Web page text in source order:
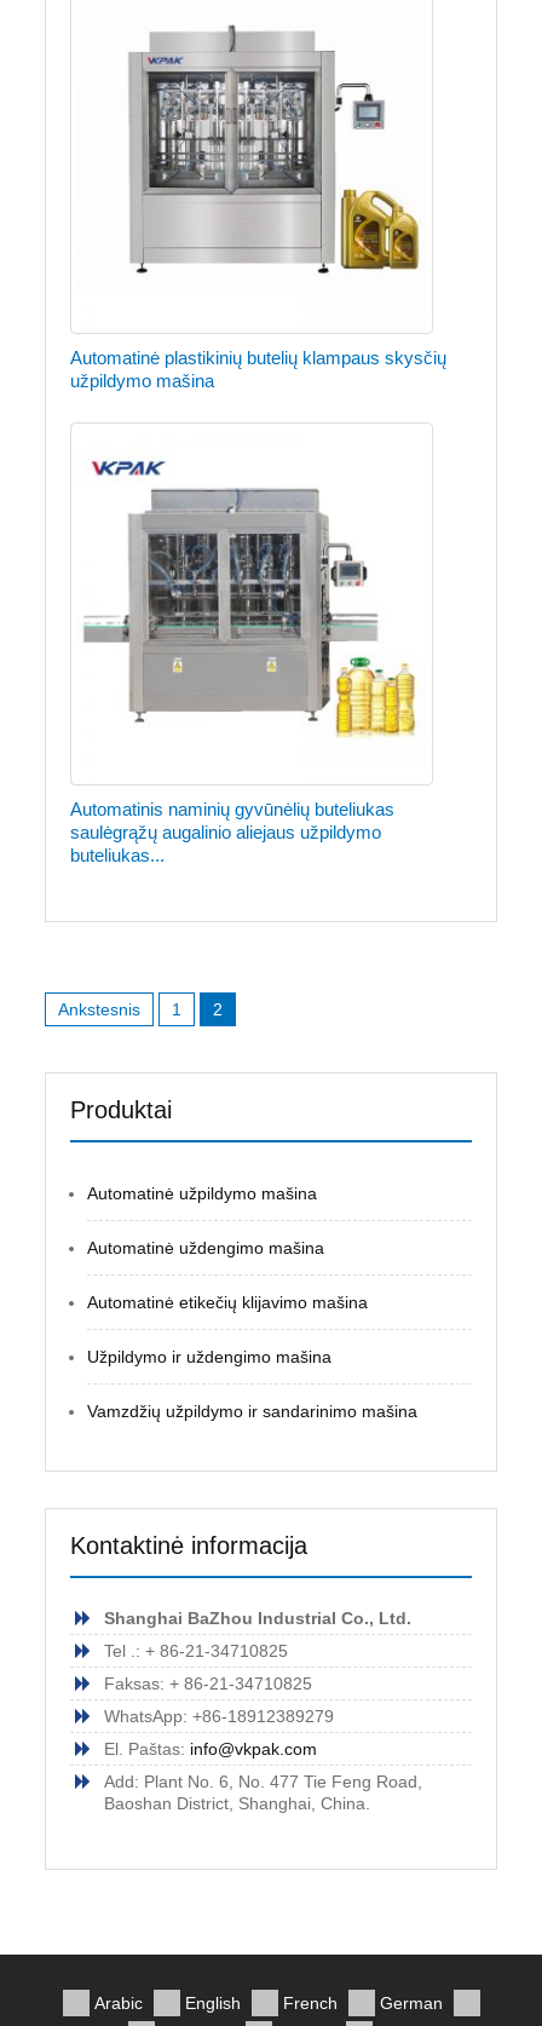
Automatinė plastikinių butelių klampaus skysčių
užpildymo mašina
Automatinis naminių gyvūnėlių buteliukas
saulėgrąžų augalinio aliejaus užpildymo
buteliukas...
tarp
Ankstesnis 1 2
Produktai
Automatinė užpildymo mašina
Automatinė uždengimo mašina
Automatinė etikečių klijavimo mašina
Užpildymo ir uždengimo mašina
Vamzdžių užpildymo ir sandarinimo mašina
Kontaktinė informacija
Shanghai BaZhou Industrial Co., Ltd.
Tel .: + 86-21-34710825
Faksas: + 86-21-34710825
WhatsApp: +86-18912389279
El. Paštas: info@vkpak.com
Add: Plant No. 6, No. 477 Tie Feng Road,
Baoshan District, Shanghai, China.
Arabic English French
German